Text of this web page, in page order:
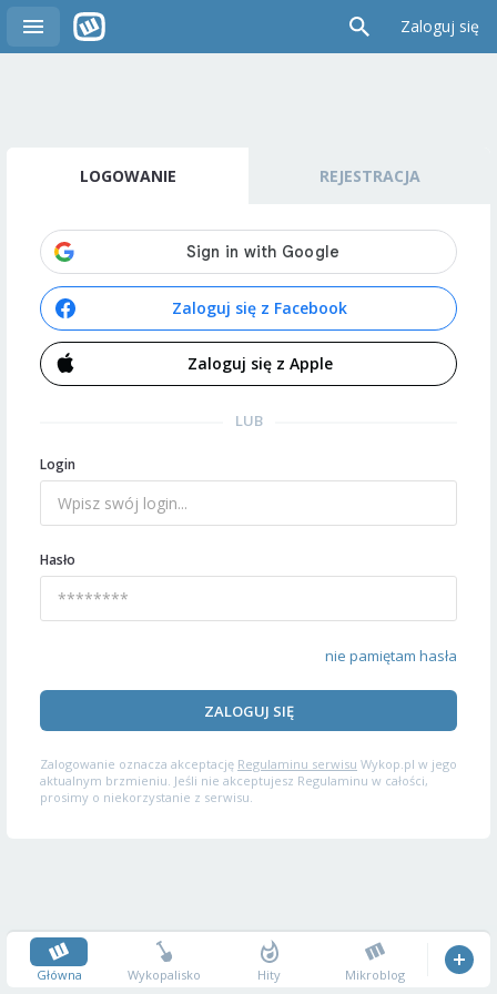
Zaloguj się
LOGOWANIE REJESTRACJA
Zaloguj się z Facebook
Zaloguj się z Apple
LUB
Login
Hasło
nie pamiętam hasła
ZALOGUJ SIĘ
Zalogowanie oznacza akceptację Regulaminu serwisu Wykop.pl w jego
aktualnym brzmieniu. Jeśli nie akceptujesz Regulaminu w całości,
prosimy o niekorzystanie z serwisu.
Główna Wykopalisko Hity Mikroblog